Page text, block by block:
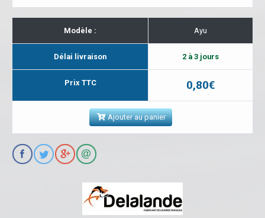
Modèle : Ayu
Délai livraison 2 à 3 jours
Prix TTC 0,80€
Ajouter au panier